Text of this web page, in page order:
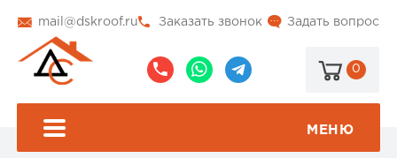
mail@dskroof.ru Задать вопрос
Заказать звонок
0
МЕНЮ